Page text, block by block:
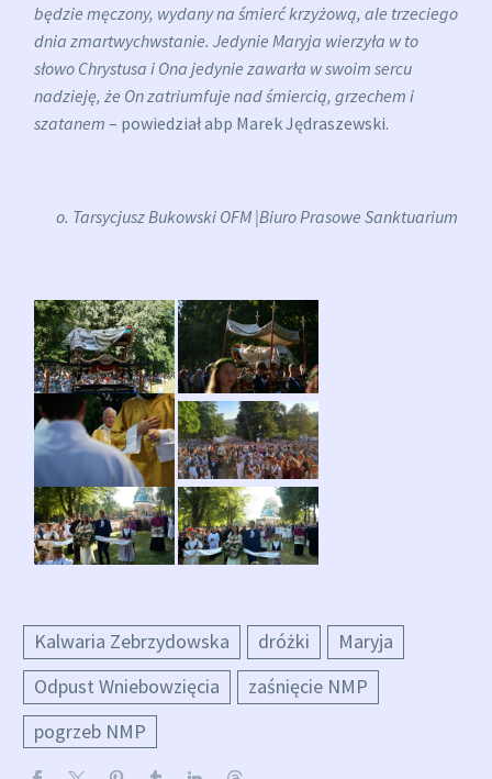
będzie męczony, wydany na śmierć krzyżową, ale trzeciego
dnia zmartwychwstanie. Jedynie Maryja wierzyła w to
słowo Chrystusa i Ona jedynie zawarła w swoim sercu
nadzieję, że On zatriumfuje nad śmiercią, grzechem i
szatanem – powiedział abp Marek Jędraszewski.
o. Tarsycjusz Bukowski OFM |Biuro Prasowe Sanktuarium
Kalwaria Zebrzydowska dróżki
Maryja
Odpust Wniebowzięcia
zaśnięcie NMP
pogrzeb NMP